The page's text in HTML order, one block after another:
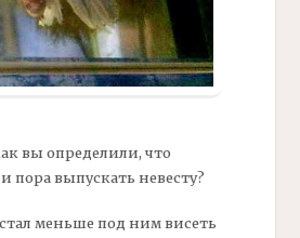
вы определили, что
пора выпускать невесту?
меньше под ним висеть